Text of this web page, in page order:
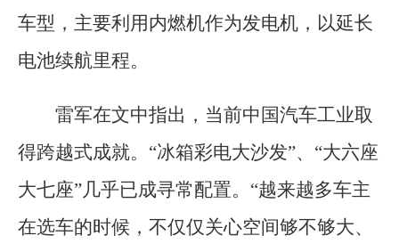
车型，主要利用内燃机作为发电机，以延长
电池续航里程。
雷军在文中指出，当前中国汽车工业取
得跨越式成就。“冰箱彩电大沙发”、“大六座
大七座”几乎已成寻常配置。“越来越多车主
在选车的时候，不仅仅关心空间够不够大、